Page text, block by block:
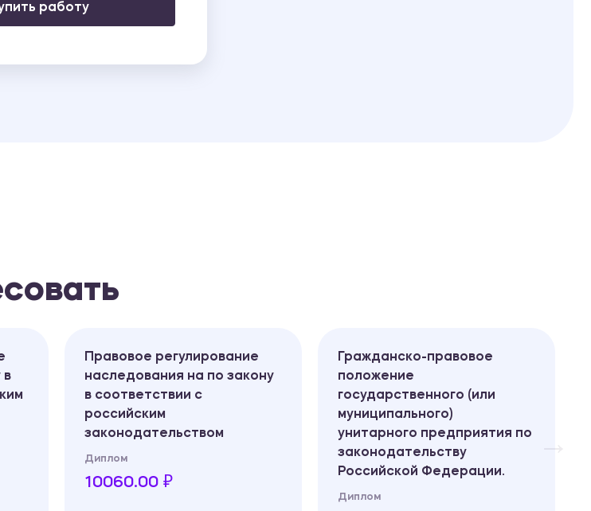
работу
в
Правовое регулирование
наследования на по закону
в соответствии с
российским
законодательством
Диплом
10060.00 ₽
Гражданско-правовое
положение
государственного (или
муниципального)
унитарного предприятия по
законодательству
Российской Федерации.
Диплом